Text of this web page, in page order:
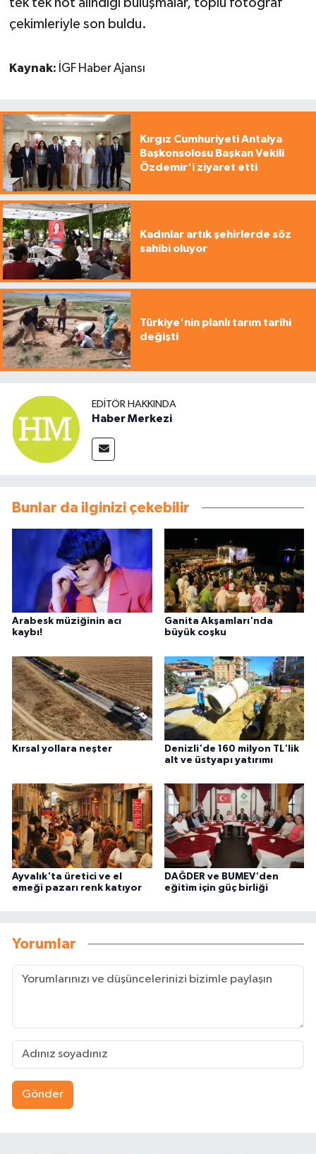
tek tek not alındığı buluşmalar, toplu fotoğraf
çekimleriyle son buldu.
Kaynak: İGF Haber Ajansı
Kırgız Cumhuriyeti Antalya
Başkonsolosu Başkan Vekili
Özdemir'i ziyaret etti
Kadınlar artık şehirlerde söz
sahibi oluyor
Türkiye'nin planlı tarım tarihi
değişti
EDITÖR HAKKINDA
Haber Merkezi
Bunlar da ilginizi çekebilir
Arabesk müziğinin acı
kaybı!
Ganita Akşamları'nda
büyük coşku
Kırsal yollara neşter
Denizli'de 160 milyon TL'lik
alt ve üstyapı yatırımı
Ayvalık'ta üretici ve el
emeği pazarı renk katıyor
DAĞDER ve BUMEV'den
eğitim için güç birliği
Yorumlar
Gönder